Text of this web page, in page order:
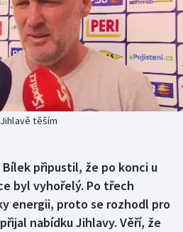
těším
připustil, že po konci u
byl vyhořelý. Po třech
energii, proto se rozhodl pro
nabídku Jihlavy. Věří, že